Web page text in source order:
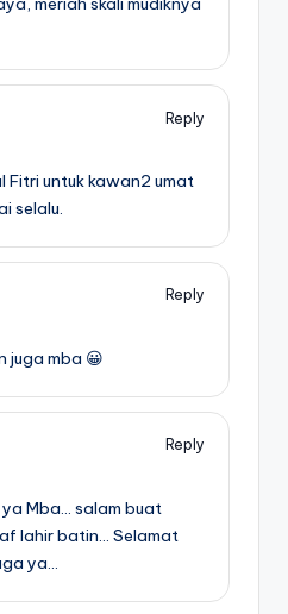
Reply
Fitri untuk kawan2 umat
selalu.
Reply
juga mba 😀
Reply
Mba… salam buat
lahir batin… Selamat
ya…